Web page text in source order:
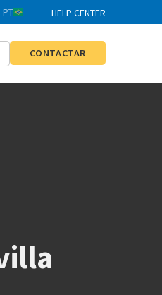
HELP CENTER
PT
CONTACTAR